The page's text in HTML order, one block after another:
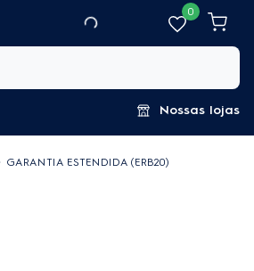
0
Nossas lojas
GARANTIA ESTENDIDA (ERB20)